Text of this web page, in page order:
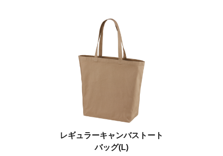
レギュラーキャンバストート
バッグ(L)